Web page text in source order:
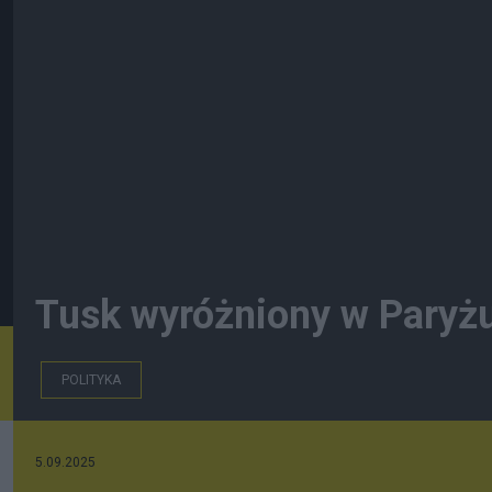
Tusk wyróżniony w
POLITYKA
5.09.2025